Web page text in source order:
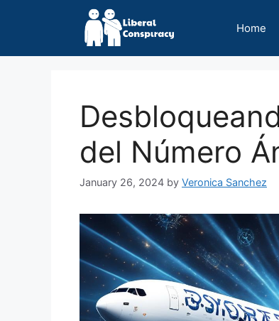
Home
del Número
January 26, 2024 by Veronica Sanchez